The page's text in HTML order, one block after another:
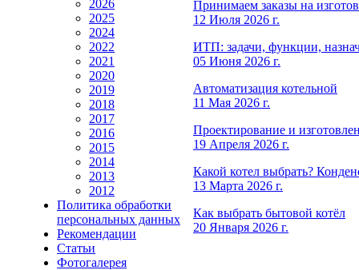
2026
2025
2024
2022
2021
2020
2019
2018
2017
2016
2015
2014
2013
2012
Политика обработки
персональных данных
Рекомендации
Статьи
Фотогалерея
Принимаем заказы на
12 Июля 2026 г.
ИТП: задачи, функции,
05 Июня 2026 г.
Автоматизация котельной
11 Мая 2026 г.
Проектирование и
19 Апреля 2026 г.
Какой котел выбрать?
13 Марта 2026 г.
Как выбрать бытовой котёл
20 Января 2026 г.